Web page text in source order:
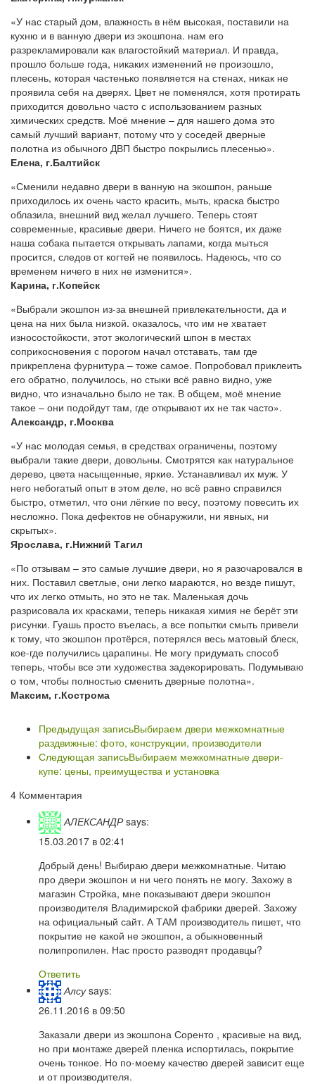
«У нас старый дом, влажность в нём высокая, поставили на
кухню и в ванную двери из экошпона. нам его
разрекламировали как влагостойкий материал. И правда,
прошло больше года, никаких изменений не произошло,
плесень, которая частенько появляется на стенах, никак не
проявила себя на дверях. Цвет не поменялся, хотя протирать
приходится довольно часто с использованием разных
химических средств. Моё мнение – для нашего дома это
самый лучший вариант, потому что у соседей дверные
полотна из обычного ДВП быстро покрылись плесенью».
Елена, г.Балтийск
«Сменили недавно двери в ванную на экошпон, раньше
приходилось их очень часто красить, мыть, краска быстро
облазила, внешний вид желал лучшего. Теперь стоят
современные, красивые двери. Ничего не боятся, их даже
наша собака пытается открывать лапами, когда мыться
просится, следов от когтей не появилось. Надеюсь, что со
временем ничего в них не изменится».
Карина, г.Копейск
«Выбрали экошпон из-за внешней привлекательности, да и
цена на них была низкой. оказалось, что им не хватает
износостойкости, этот экологический шпон в местах
соприкосновения с порогом начал отставать, там где
прикреплена фурнитура – тоже самое. Попробовал приклеить
его обратно, получилось, но стыки всё равно видно, уже
видно, что изначально было не так. В общем, моё мнение
такое – они подойдут там, где открывают их не так часто».
Александр, г.Москва
«У нас молодая семья, в средствах ограничены, поэтому
выбрали такие двери, довольны. Смотрятся как натуральное
дерево, цвета насыщенные, яркие. Устанавливал их муж. У
него небогатый опыт в этом деле, но всё равно справился
быстро, отметил, что они лёгкие по весу, поэтому повесить их
несложно. Пока дефектов не обнаружили, ни явных, ни
скрытых».
Ярослава, г.Нижний Тагил
«По отзывам – это самые лучшие двери, но я разочаровался в
них. Поставил светлые, они легко мараются, но везде пишут,
что их легко отмыть, но это не так. Маленькая дочь
разрисовала их красками, теперь никакая химия не берёт эти
рисунки. Гуашь просто въелась, а все попытки смыть привели
к тому, что экошпон протёрся, потерялся весь матовый блеск,
кое-где получились царапины. Не могу придумать способ
теперь, чтобы все эти художества задекорировать. Подумываю
о том, чтобы полностью сменить дверные полотна».
Максим, г.Кострома
Предыдущая записьВыбираем двери межкомнатные
раздвижные: фото, конструкции, производители
Следующая записьВыбираем межкомнатные двери-
купе: цены, преимущества и установка
4 Комментария
АЛЕКСАНДР says:
15.03.2017 в 02:41
Добрый день! Выбираю двери межкомнатные. Читаю
про двери экошпон и ни чего понять не могу. Захожу в
магазин Стройка, мне показывают двери экошпон
производителя Владимирской фабрики дверей. Захожу
на официальный сайт. А ТАМ производитель пишет, что
покрытие не какой не экошпон, а обыкновенный
полипропилен. Нас просто разводят продавцы?
Ответить
Алсу says:
26.11.2016 в 09:50
Заказали двери из экошпона Соренто , красивые на вид,
но при монтаже дверей пленка испортилась, покрытие
очень тонкое. Но по-моему качество дверей зависит еще
и от производителя.